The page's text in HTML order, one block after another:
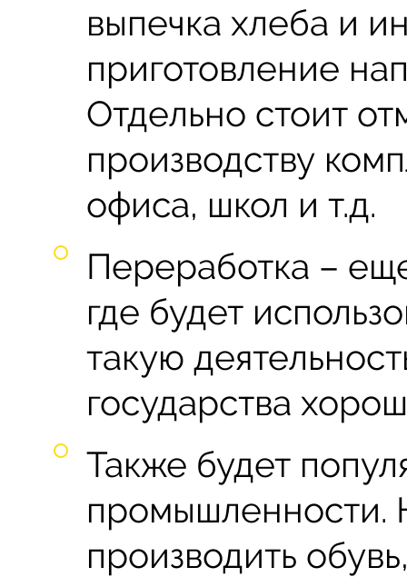
выпечка хлеба и
приготовление
Отдельно стоит
производству
офиса, школ и т.д.
Переработка –
где будет
такую
государства
Также будет
производить